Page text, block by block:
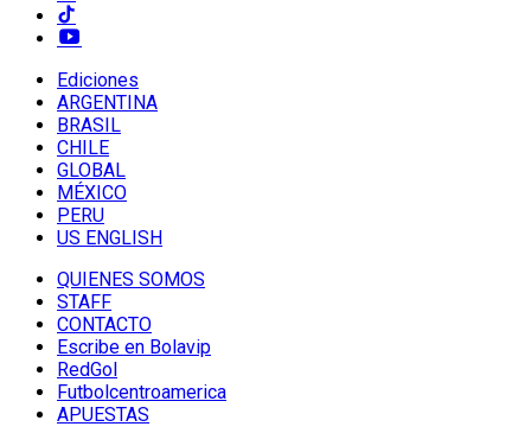
Ediciones
ARGENTINA
BRASIL
CHILE
GLOBAL
MÉXICO
PERU
US ENGLISH
QUIENES SOMOS
STAFF
CONTACTO
Escribe en Bolavip
RedGol
Futbolcentroamerica
APUESTAS